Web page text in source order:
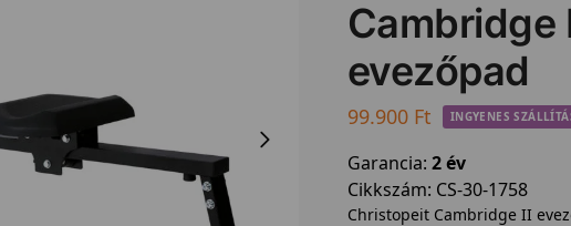
Cambridge
evezőpad
99.900 Ft INGYENES
Garancia: 2 év
Cikkszám: CS-30-1758
Christopeit Cambridge II